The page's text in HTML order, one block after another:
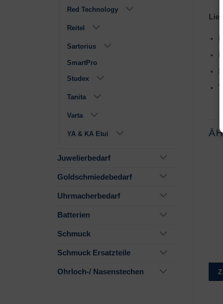
Red Technology
Reitel
Sartorius
SmartPro
Studex
Tanita
Varta
YA & KA Etui
Juwelierbedarf
Goldschmiedebedarf
Uhrmacherbedarf
Batterien
Schmuck
Schmuck Ersatzteile
Ohrloch-/ Nasenstechen